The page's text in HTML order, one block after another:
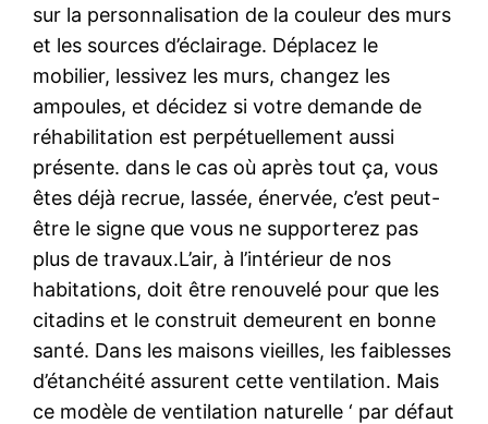
sur la personnalisation de la couleur des murs
et les sources d’éclairage. Déplacez le
mobilier, lessivez les murs, changez les
ampoules, et décidez si votre demande de
réhabilitation est perpétuellement aussi
présente. dans le cas où après tout ça, vous
êtes déjà recrue, lassée, énervée, c’est peut-
être le signe que vous ne supporterez pas
plus de travaux.L’air, à l’intérieur de nos
habitations, doit être renouvelé pour que les
citadins et le construit demeurent en bonne
santé. Dans les maisons vieilles, les faiblesses
d’étanchéité assurent cette ventilation. Mais
ce modèle de ventilation naturelle ‘ par défaut